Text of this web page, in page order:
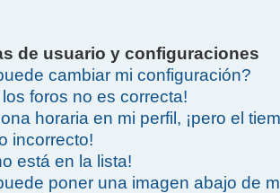
de usuario y configuraciones
cambiar mi configuración?
los foros no es correcta!
horaria en mi perfil, ¡pero el
incorrecto!
está en la lista!
poner una imagen abajo de